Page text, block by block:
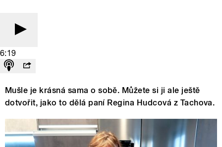
6:19
Mušle je krásná sama o sobě. Můžete si ji ale ještě
dotvořit, jako to dělá paní Regina Hudcová z Tachova.